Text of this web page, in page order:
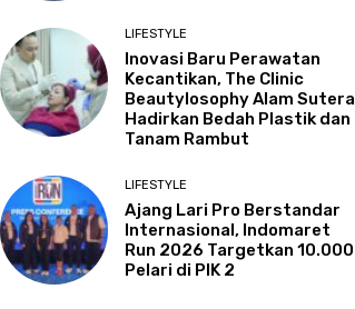
LIFESTYLE
Inovasi Baru Perawatan
Kecantikan, The Clinic
Beautylosophy Alam Sutera
Hadirkan Bedah Plastik dan
Tanam Rambut
LIFESTYLE
Ajang Lari Pro Berstandar
Internasional, Indomaret
Run 2026 Targetkan 10.000
Pelari di PIK 2